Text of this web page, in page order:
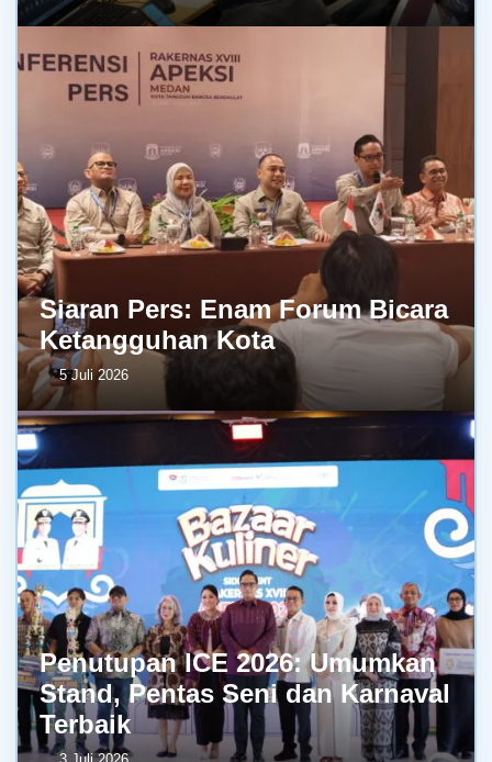
Siaran Pers: Enam Forum Bicara
Ketangguhan Kota
5 Juli 2026
Penutupan ICE 2026: Umumkan
Stand, Pentas Seni dan Karnaval
Terbaik
3 Juli 2026